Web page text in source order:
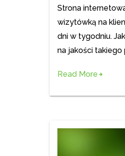
Strona
wizytówką na
dni w tygodniu.
na jakości takiego
Read More